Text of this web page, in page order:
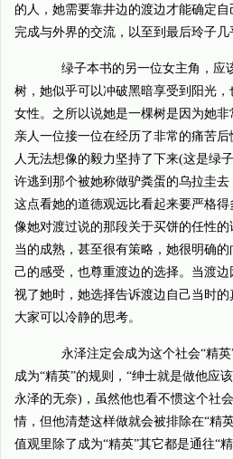
的人，她需要靠井边的渡边才能确定
完成与外界的交流，以至到最后玲子几
绿子本书的另一位女主角，应
树，她似乎可以冲破黑暗享受到阳光
女性。之所以说她是一棵树是因为她非
亲人一位接一位在经历了非常的痛苦
人无法想像的毅力坚持了下来(这是绿
许逃到那个被她称做驴粪蛋的乌拉圭
这点看她的道德观远比看起来要严格
像她对渡过说的那段关于买饼的任性
当的成熟，甚至很有策略，她很明确
己的感受，也尊重渡边的选择。当渡
视了她时，她选择告诉渡边自己当时
大家可以冷静的思考。
永泽注定会成为这个社会“精英
成为“精英”的规则，“绅士就是做他应
永泽的无奈)，虽然他也看不惯这个社
情，但他清楚这样做就会被排除在“精
值观里除了成为“精英”其它都是通往“